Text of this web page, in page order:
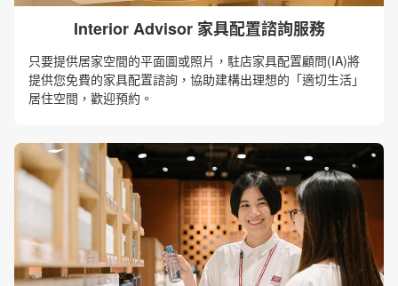
Interior Advisor 家具配置諮詢服務
只要提供居家空間的平面圖或照片，駐店家具配置顧問(IA)將
提供您免費的家具配置諮詢，協助建構出理想的「適切生活」
居住空間，歡迎預約。